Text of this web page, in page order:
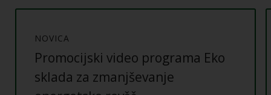
NOVICA
Promocijski video programa Eko
sklada za zmanjševanje